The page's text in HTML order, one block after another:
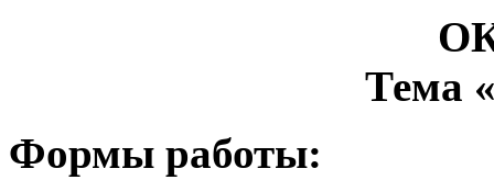
Тема
Формы работы: